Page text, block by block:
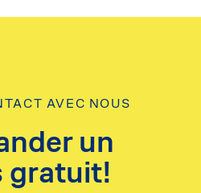
AVEC NOUS
un
gratuit!